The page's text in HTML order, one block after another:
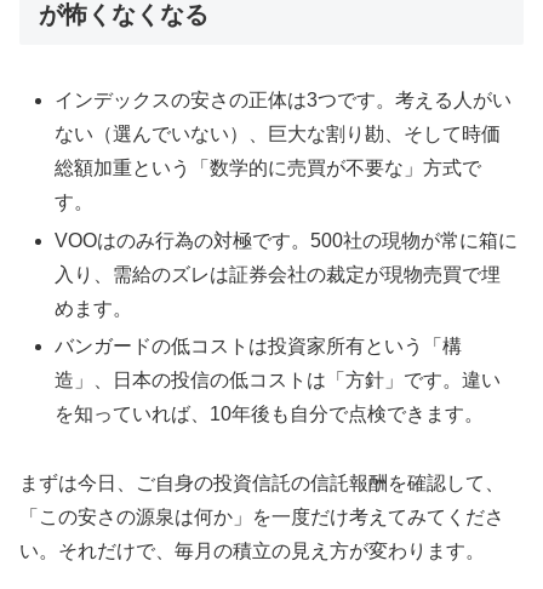
が怖くなくなる
インデックスの安さの正体は3つです。考える人がい
ない（選んでいない）、巨大な割り勘、そして時価
総額加重という「数学的に売買が不要な」方式で
す。
VOOはのみ行為の対極です。500社の現物が常に箱に
入り、需給のズレは証券会社の裁定が現物売買で埋
めます。
バンガードの低コストは投資家所有という「構
造」、日本の投信の低コストは「方針」です。違い
を知っていれば、10年後も自分で点検できます。
まずは今日、ご自身の投資信託の信託報酬を確認して、
「この安さの源泉は何か」を一度だけ考えてみてくださ
い。それだけで、毎月の積立の見え方が変わります。